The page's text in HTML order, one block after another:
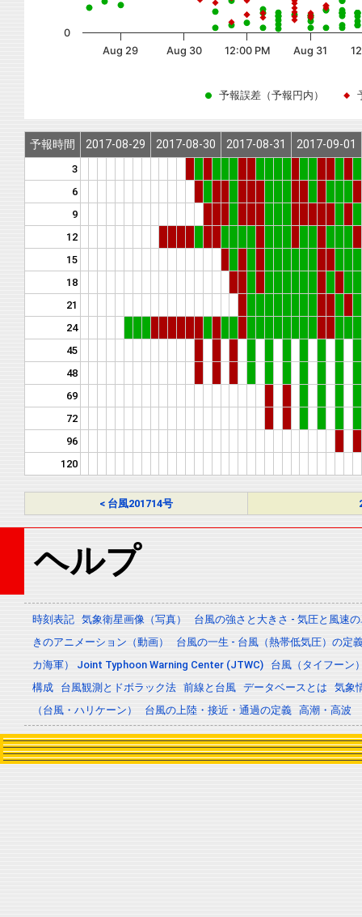
予報誤差（予報円内）
Aug 29 Aug 30 12:00 PM Aug 31
0
予報時間 2017-08-29 2017-08-30 2017-08-31 2017-09-01
3
6
9
12
15
18
21
24
45
48
69
72
96
120
< 台風201714号
ヘルプ
時刻表記 気象衛星画像（写真）
台風の強さと大きさ - 気圧と風速
きのアニメーション（動画）
台風の一生 - 台風（熱帯低気圧）の定
カ海軍） Joint Typhoon Warning Center (JTWC)
台風（タイフーン
構成
台風観測とドボラック法 前線と台風 データベースとは
気象
（台風・ハリケーン）
台風の上陸・接近・通過の定義 高潮・高波